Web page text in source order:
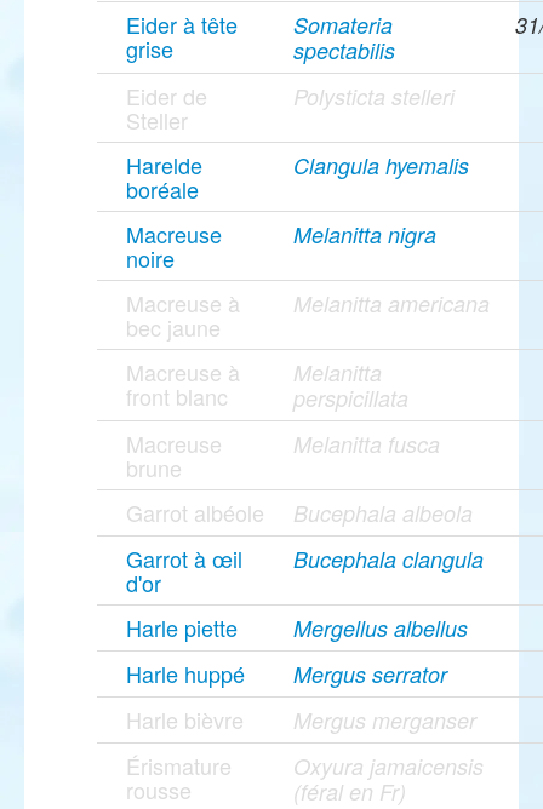
Eider à tête
grise
Somateria
spectabilis
Eider de
Steller
Polysticta stelleri
Harelde
boréale
Clangula hyemalis
Macreuse
noire
Melanitta nigra
Macreuse à
bec jaune
Melanitta americana
Macreuse à
front blanc
Melanitta
perspicillata
Macreuse
brune
Melanitta fusca
Garrot albéole Bucephala albeola
Garrot à œil
d'or
Bucephala clangula
Harle piette Mergellus albellus
Harle huppé Mergus serrator
Harle bièvre Mergus merganser
Érismature
rousse
Oxyura jamaicensis
(féral en Fr)